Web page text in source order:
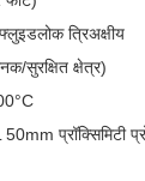
त्रिअक्षीय
सुरक्षित क्षेत्र)
प्रॉक्सिमिटी